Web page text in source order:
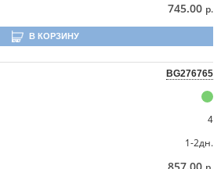
745.00 р.
В КОРЗИНУ
BG276765
4
1-2дн.